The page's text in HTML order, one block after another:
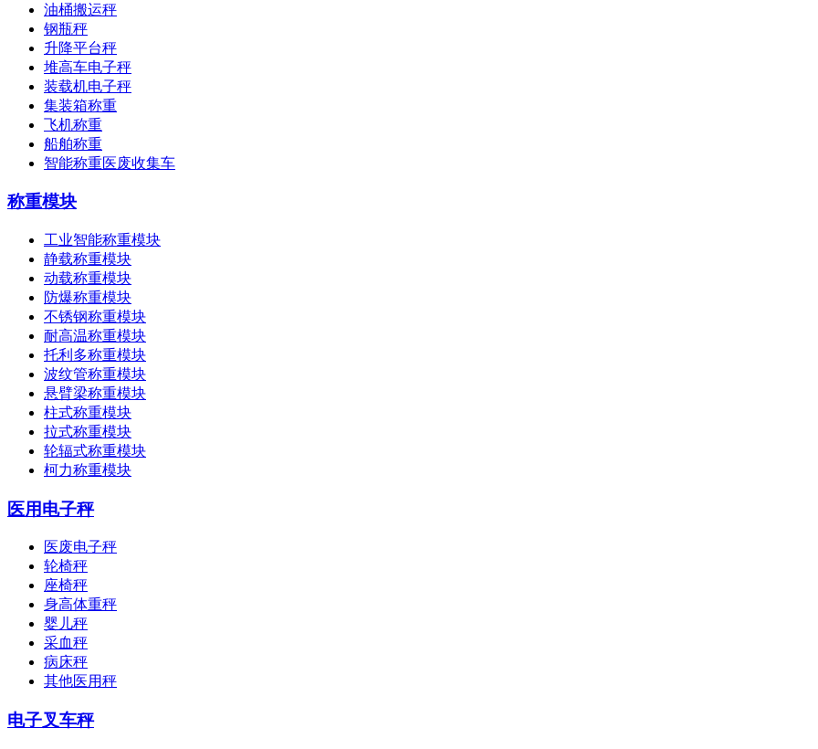
油桶搬运秤
钢瓶秤
升降平台秤
堆高车电子秤
装载机电子秤
集装箱称重
飞机称重
船舶称重
智能称重医废收集车
称重模块
工业智能称重模块
静载称重模块
动载称重模块
防爆称重模块
不锈钢称重模块
耐高温称重模块
托利多称重模块
波纹管称重模块
悬臂梁称重模块
柱式称重模块
拉式称重模块
轮辐式称重模块
柯力称重模块
医用电子秤
医废电子秤
轮椅秤
座椅秤
身高体重秤
婴儿秤
采血秤
病床秤
其他医用秤
电子叉车秤